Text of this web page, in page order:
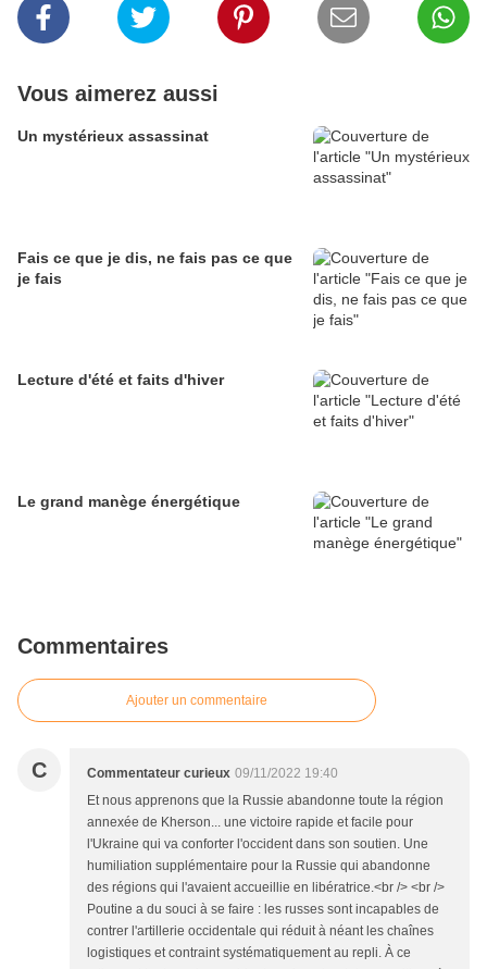
Vous aimerez aussi
Un mystérieux assassinat
Fais ce que je dis, ne fais pas ce que
je fais
Lecture d'été et faits d'hiver
Le grand manège énergétique
Commentaires
Ajouter un commentaire
C Commentateur curieux 09/11/2022 19:40
Et nous apprenons que la Russie abandonne toute la région
annexée de Kherson... une victoire rapide et facile pour
l'Ukraine qui va conforter l'occident dans son soutien. Une
humiliation supplémentaire pour la Russie qui abandonne
des régions qui l'avaient accueillie en libératrice.<br /> <br />
Poutine a du souci à se faire : les russes sont incapables de
contrer l'artillerie occidentale qui réduit à néant les chaînes
logistiques et contraint systématiquement au repli. À ce